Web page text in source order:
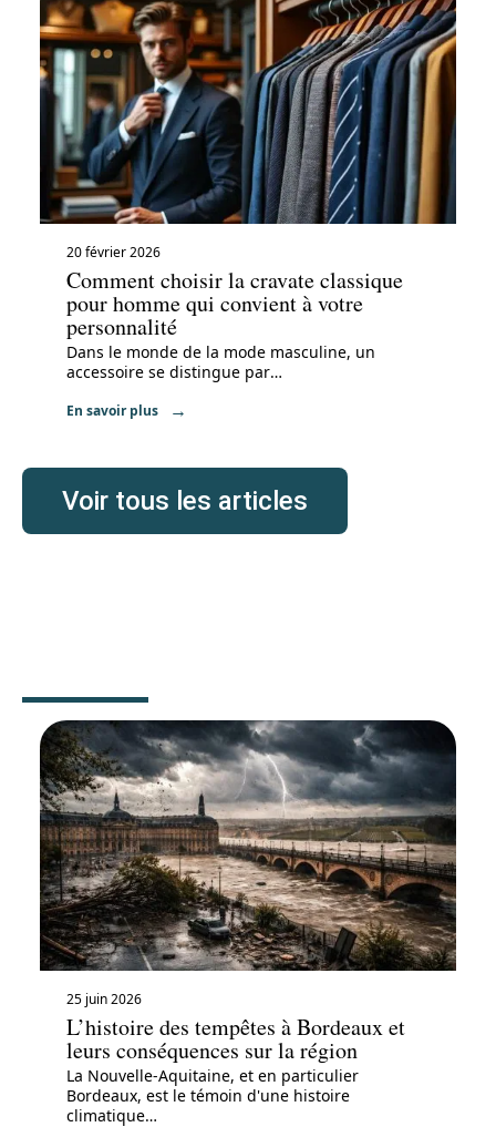
20 février 2026
Comment choisir la cravate classique
pour homme qui convient à votre
personnalité
Dans le monde de la mode masculine, un
accessoire se distingue par…
En savoir plus
Voir tous les articles
25 juin 2026
L’histoire des tempêtes à Bordeaux et
leurs conséquences sur la région
La Nouvelle-Aquitaine, et en particulier
Bordeaux, est le témoin d'une histoire
climatique…